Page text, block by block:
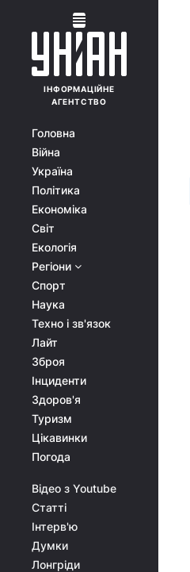
ІНФОРМАЦІЙНЕ
АГЕНТСТВО
Головна
Війна
Україна
Політика
Економіка
Світ
Екологія
Регіони
Спорт
Наука
Техно і зв'язок
Лайт
Зброя
Інциденти
Здоров'я
Туризм
Цікавинки
Погода
Відео з Youtube
Статті
Інтерв'ю
Думки
Лонгріди